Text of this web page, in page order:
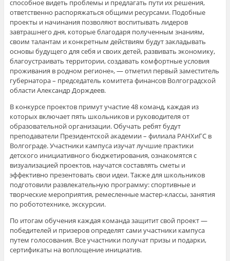
способное видеть проблемы и предлагать пути их решения,
ответственно распоряжаться общими ресурсами. Подобные
проекты и начинания позволяют воспитывать лидеров
завтрашнего дня, которые благодаря полученным знаниям,
своим талантам и конкретным действиям будут закладывать
основы будущего для себя и своих детей, развивать экономику,
благоустраивать территории, создавать комфортные условия
проживания в родном регионе», — отметил первый заместитель
губернатора – председатель комитета финансов Волгоградской
области Александр Дорждеев.
В конкурсе проектов примут участие 48 команд, каждая из
которых включает пять школьников и руководителя от
образовательной организации. Обучать ребят будут
преподаватели Президентской академии – филиала РАНХиГС в
Волгограде. Участники кампуса изучат лучшие практики
детского инициативного бюджетирования, ознакомятся с
визуализацией проектов, научатся составлять сметы и
эффективно презентовать свои идеи. Также для школьников
подготовили развлекательную программу: спортивные и
творческие мероприятия, ремесленные мастер-классы, занятия
по робототехнике, экскурсии.
По итогам обучения каждая команда защитит свой проект —
победителей и призеров определят сами участники кампуса
путем голосования. Все участники получат призы и подарки,
сертификаты на воплощение инициатив.